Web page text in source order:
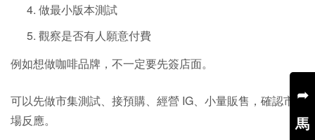
做最小版本測試
觀察是否有人願意付費
例如想做咖啡品牌，不一定要先簽店面。
可以先做市集測試、接預購、經營 IG、小量販售，確認市
場反應。
➦
馬